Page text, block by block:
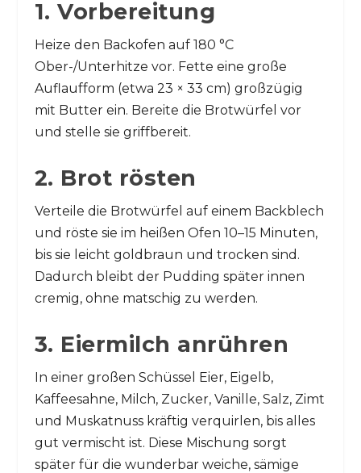
1. Vorbereitung
Heize den Backofen auf 180 °C
Ober-/Unterhitze vor. Fette eine große
Auflaufform (etwa 23 × 33 cm) großzügig
mit Butter ein. Bereite die Brotwürfel vor
und stelle sie griffbereit.
2. Brot rösten
Verteile die Brotwürfel auf einem Backblech
und röste sie im heißen Ofen 10–15 Minuten,
bis sie leicht goldbraun und trocken sind.
Dadurch bleibt der Pudding später innen
cremig, ohne matschig zu werden.
3. Eiermilch anrühren
In einer großen Schüssel Eier, Eigelb,
Kaffeesahne, Milch, Zucker, Vanille, Salz, Zimt
und Muskatnuss kräftig verquirlen, bis alles
gut vermischt ist. Diese Mischung sorgt
später für die wunderbar weiche, sämige